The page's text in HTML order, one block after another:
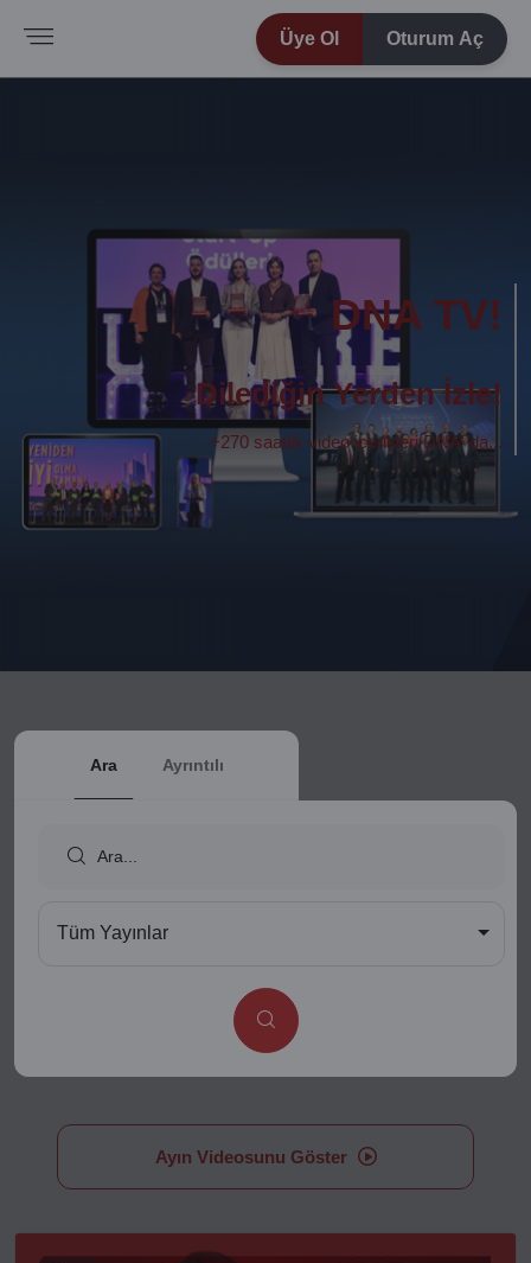
Üye Ol Oturum Aç
DNA TV!
Dilediğin Yerden İzle!
+270 saatlik video içerikleri DNA' da...
Ara Ayrıntılı
Tüm Yayınlar
Ayın Videosunu Göster